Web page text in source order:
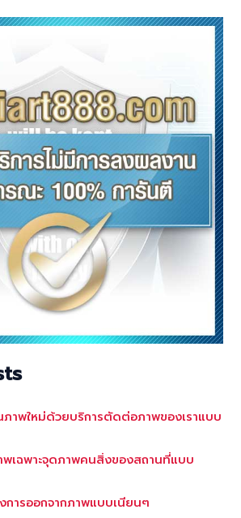
ภาพใหม่ด้วยบริการตัดต่อภาพของเราแบบ
เฉพาะจุดภาพคนสิ่งของสถานที่แบบ
ารออกจากภาพแบบเนียนๆ